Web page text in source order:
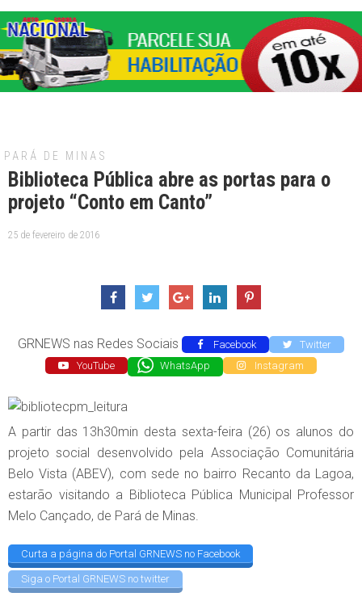
PARÁ DE MINAS
Biblioteca Pública abre as portas para o
projeto “Conto em Canto”
25 de fevereiro de 2016
GRNEWS nas Redes Sociais Facebook
Twitter
YouTube
WhatsApp Instagram
A partir das 13h30min desta sexta-feira (26) os alunos do
projeto social desenvolvido pela Associação Comunitária
Belo Vista (ABEV), com sede no bairro Recanto da Lagoa,
estarão visitando a Biblioteca Pública Municipal Professor
Melo Cançado, de Pará de Minas.
Curta a página do Portal GRNEWS no Facebook
Siga o Portal GRNEWS no twitter